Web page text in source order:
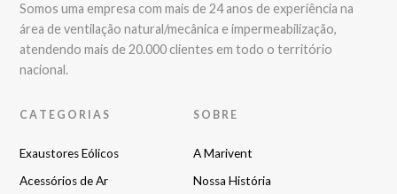
Somos uma empresa com mais de 24 anos de experiência na
área de ventilação natural/mecânica e impermeabilização,
atendendo mais de 20.000 clientes em todo o território
nacional.
CATEGORIAS
Exaustores Eólicos
Acessórios de Ar
SOBRE
A Marivent
Nossa História